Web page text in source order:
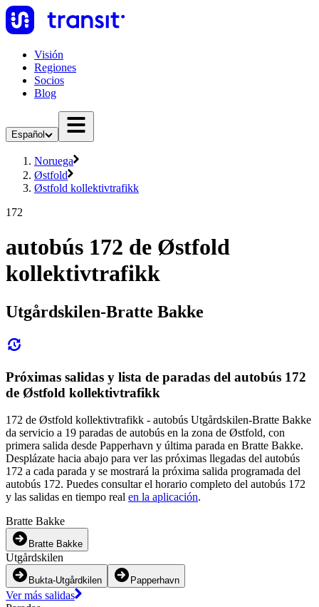
Visión
Regiones
Socios
Blog
Español
Noruega
Østfold
Østfold kollektivtrafikk
172
autobús 172 de Østfold
kollektivtrafikk
Utgårdskilen-Bratte Bakke
Próximas salidas y lista de paradas del autobús 172
de Østfold kollektivtrafikk
172 de Østfold kollektivtrafikk - autobús Utgårdskilen-Bratte Bakke
da servicio a 19 paradas de autobús en la zona de Østfold, con
primera salida desde Papperhavn y última parada en Bratte Bakke.
Desplázate hacia abajo para ver las próximas llegadas del autobús
172 a cada parada y se mostrará la próxima salida programada del
autobús 172. Puedes consultar el horario completo del autobús 172
y las salidas en tiempo real en la aplicación.
Bratte Bakke
Bratte Bakke
Utgårdskilen
Bukta-Utgårdkilen Papperhavn
Ver más salidas